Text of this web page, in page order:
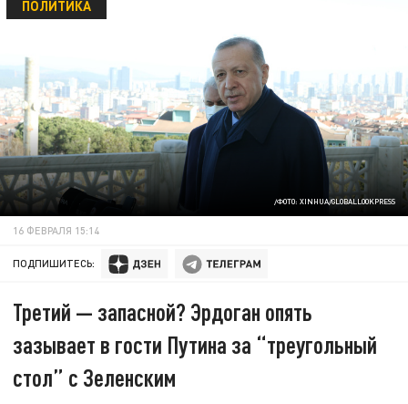
/ФОТО: XINHUA/GLOBALLOOKPRESS
ПОЛИТИКА
16 ФЕВРАЛЯ 15:14
ПОДПИШИТЕСЬ:
Третий — запасной? Эрдоган опять
зазывает в гости Путина за “треугольный
стол” с Зеленским